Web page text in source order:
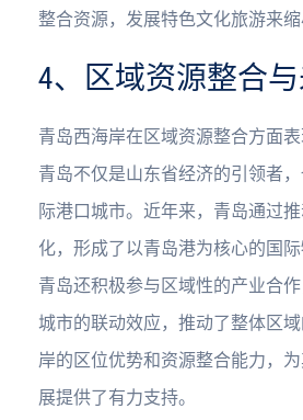
整合资源，发展特色文化旅游来缩
4、区域资源整合
青岛西海岸在区域资源整合方面表
青岛不仅是山东省经济的引领者
际港口城市。近年来，青岛通过
化，形成了以青岛港为核心的国际
青岛还积极参与区域性的产业合
城市的联动效应，推动了整体区
岸的区位优势和资源整合能力，
展提供了有力支持。